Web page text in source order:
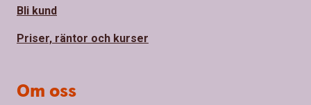
Bli kund
Priser, räntor och kurser
Om oss